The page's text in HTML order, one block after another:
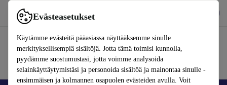
Evästeasetukset
Käytämme evästeitä pääasiassa näyttääksemme sinulle
merkityksellisempiä sisältöjä. Jotta tämä toimisi kunnolla,
pyydämme suostumustasi, jotta voimme analysoida
selainkäyttäytymistäsi ja personoida sisältöä ja mainontaa sinulle -
ensimmäisen ja kolmannen osapuolen evästeiden avulla. Voit
Käytä refurbed-palvelua nopeasti ja helposti